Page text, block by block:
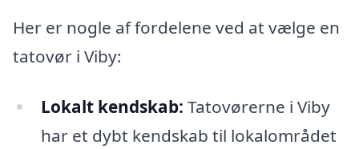
Her er nogle af fordelene ved at vælge en
tatovør i Viby:
Lokalt kendskab: Tatovørerne i Viby
har et dybt kendskab til lokalområdet